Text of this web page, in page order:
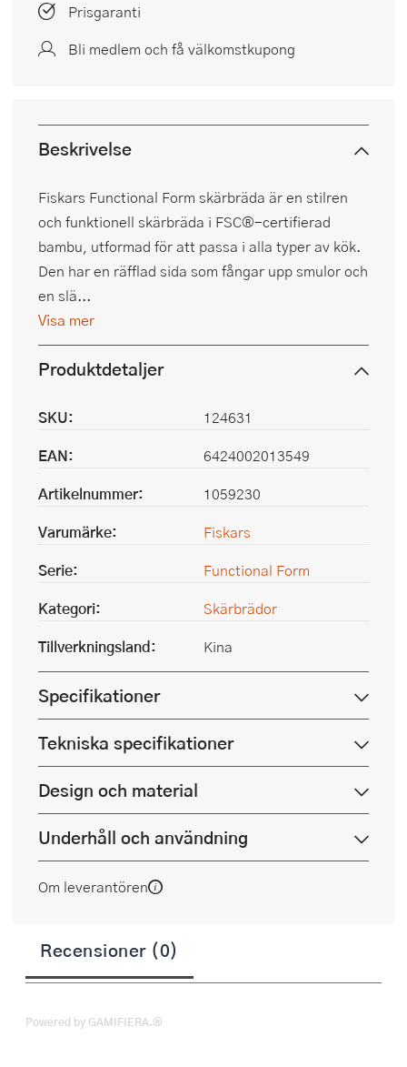
Prisgaranti
Bli medlem och få välkomstkupong
Beskrivelse
Fiskars Functional Form skärbräda är en stilren
och funktionell skärbräda i FSC®-certifierad
bambu, utformad för att passa i alla typer av kök.
Den har en räfflad sida som fångar upp smulor och
en slä...
Visa mer
Produktdetaljer
SKU:
124631
EAN:
6424002013549
Artikelnummer:
1059230
Varumärke:
Fiskars
Serie:
Functional Form
Kategori:
Skärbrädor
Tillverkningsland:
Kina
Specifikationer
Tekniska specifikationer
Design och material
Underhåll och användning
Om leverantören
Recensioner (0)
Powered by GAMIFIERA.®